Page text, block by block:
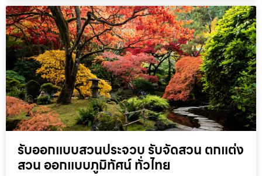
รับออกแบบสวนประจวบ รับจัดสวน ตกแต่ง
สวน ออกแบบภูมิทัศน์ ทั่วไทย